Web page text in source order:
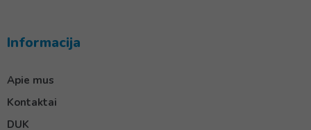
Informacija
Apie mus
Kontaktai
DUK